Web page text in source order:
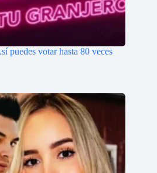
puedes votar hasta 80 veces